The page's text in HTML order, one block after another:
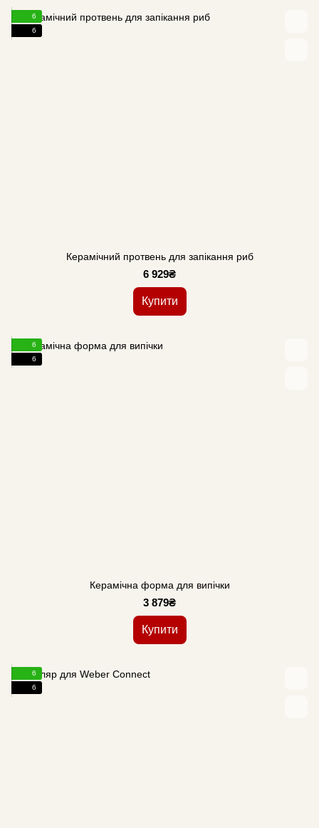
6
6
Керамічний протвень для запікання риб
6 929₴
Купити
6
6
Керамічна форма для випічки
3 879₴
Купити
6
6